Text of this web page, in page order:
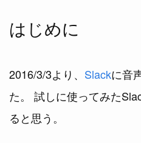
はじめに
2016/3/3より、 Slackに音
た。 試しに使ってみた
ると思う。